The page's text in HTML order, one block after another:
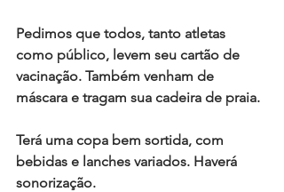
Pedimos que todos, tanto atletas
como público, levem seu cartão de
vacinação. Também venham de
máscara e tragam sua cadeira de praia.
Terá uma copa bem sortida, com
bebidas e lanches variados. Haverá
sonorização.